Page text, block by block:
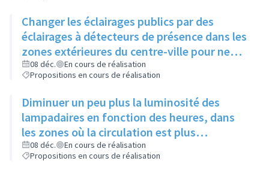
Changer les éclairages publics par des
éclairages à détecteurs de présence dans les
zones extérieures du centre-ville pour ne
pas gêner certaines espèces d'animaux
08 déc.
En cours de réalisation
Propositions en cours de réalisation
Diminuer un peu plus la luminosité des
lampadaires en fonction des heures, dans
les zones où la circulation est plus
importante, sans jamais éteindre
complètement
08 déc.
En cours de réalisation
Propositions en cours de réalisation